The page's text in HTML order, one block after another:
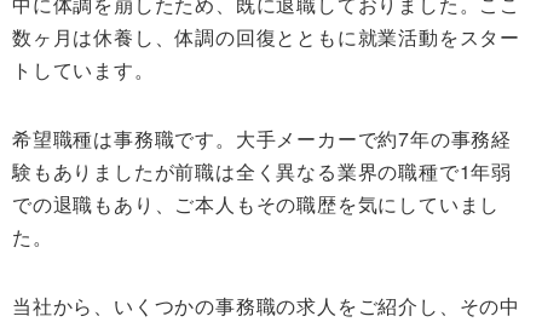
数ヶ月は休養し、体調の回復とともに就業活動をスター
トしています。
希望職種は事務職です。大手メーカーで約7年の事務経
験もありましたが前職は全く異なる業界の職種で1年弱
での退職もあり、ご本人もその職歴を気にしていまし
た。
当社から、いくつかの事務職の求人をご紹介し、その中